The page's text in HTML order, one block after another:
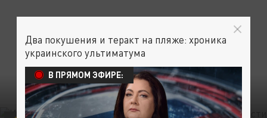
Два покушения и теракт на пляже: хроника
украинского ультиматума
В ПРЯМОМ ЭФИРЕ: